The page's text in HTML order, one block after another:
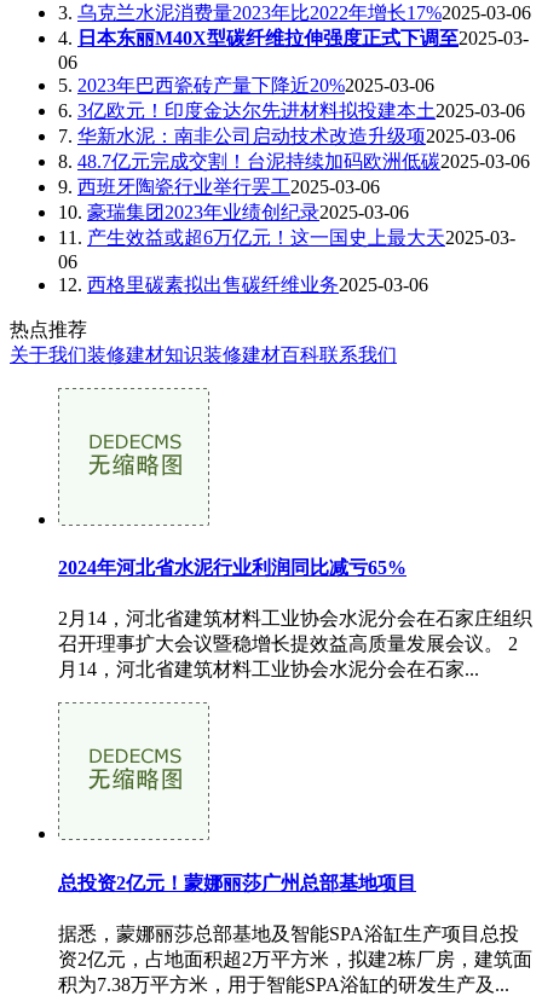
3. 乌克兰水泥消费量2023年比2022年增长17%2025-03-06
4. 日本东丽M40X型碳纤维拉伸强度正式下调至2025-03-
06
5. 2023年巴西瓷砖产量下降近20%2025-03-06
6. 3亿欧元！印度金达尔先进材料拟投建本土2025-03-06
7. 华新水泥：南非公司启动技术改造升级项2025-03-06
8. 48.7亿元完成交割！台泥持续加码欧洲低碳2025-03-06
9. 西班牙陶瓷行业举行罢工2025-03-06
10. 豪瑞集团2023年业绩创纪录2025-03-06
11. 产生效益或超6万亿元！这一国史上最大天2025-03-
06
12. 西格里碳素拟出售碳纤维业务2025-03-06
热点推荐
关于我们装修建材知识装修建材百科联系我们
2024年河北省水泥行业利润同比减亏65%
2月14，河北省建筑材料工业协会水泥分会在石家庄组织
召开理事扩大会议暨稳增长提效益高质量发展会议。 2
月14，河北省建筑材料工业协会水泥分会在石家...
总投资2亿元！蒙娜丽莎广州总部基地项目
据悉，蒙娜丽莎总部基地及智能SPA浴缸生产项目总投
资2亿元，占地面积超2万平方米，拟建2栋厂房，建筑面
积为7.38万平方米，用于智能SPA浴缸的研发生产及...